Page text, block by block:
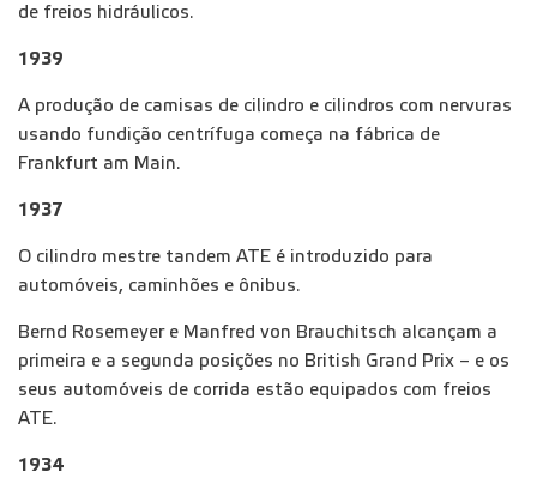
de freios hidráulicos.
1939
A produção de camisas de cilindro e cilindros com nervuras
usando fundição centrífuga começa na fábrica de
Frankfurt am Main.
1937
O cilindro mestre tandem ATE é introduzido para
automóveis, caminhões e ônibus.
Bernd Rosemeyer e Manfred von Brauchitsch alcançam a
primeira e a segunda posições no British Grand Prix – e os
seus automóveis de corrida estão equipados com freios
ATE.
1934